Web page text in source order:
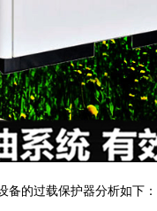
备的过载保护器分析如下：